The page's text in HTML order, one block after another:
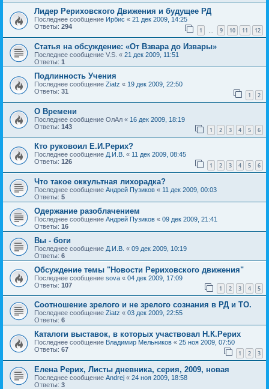
Лидер Рериховского Движения и будущее РД
Последнее сообщение Ирбис « 21 дек 2009, 14:25
Ответы: 294 1 … 9 10 11 12
Статья на обсуждение: «От Взвара до Извары»
Последнее сообщение V.S. « 21 дек 2009, 11:51
Ответы: 1
Подлинность Учения
Последнее сообщение Ziatz « 19 дек 2009, 22:50
Ответы: 31 1 2
О Времени
Последнее сообщение ОлАл « 16 дек 2009, 18:19
Ответы: 143 1 2 3 4 5 6
Кто руковоил Е.И.Рерих?
Последнее сообщение Д.И.В. « 11 дек 2009, 08:45
Ответы: 126 1 2 3 4 5 6
Что такое оккультная лихорадка?
Последнее сообщение Андрей Пузиков « 11 дек 2009, 00:03
Ответы: 5
Одержание разоблачением
Последнее сообщение Андрей Пузиков « 09 дек 2009, 21:41
Ответы: 16
Вы - боги
Последнее сообщение Д.И.В. « 09 дек 2009, 10:19
Ответы: 6
Обсуждение темы "Новости Рериховского движения"
Последнее сообщение sova « 04 дек 2009, 17:09
Ответы: 107 1 2 3 4 5
Соотношение зрелого и не зрелого сознания в РД и ТО.
Последнее сообщение Ziatz « 03 дек 2009, 22:55
Ответы: 6
Каталоги выставок, в которых участвовал Н.К.Рерих
Последнее сообщение Владимир Мельников « 25 ноя 2009, 07:50
Ответы: 67 1 2 3
Елена Рерих, Листы дневника, серия, 2009, новая
Последнее сообщение Andrej « 24 ноя 2009, 18:58
Ответы: 3